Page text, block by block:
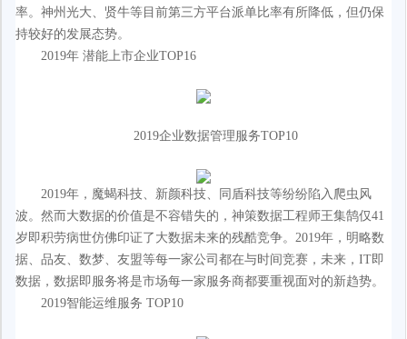
率。神州光大、贤牛等目前第三方平台派单比率有所降低，但仍保
持较好的发展态势。
2019年 潜能上市企业TOP16
2019企业数据管理服务TOP10
2019年，魔蝎科技、新颜科技、同盾科技等纷纷陷入爬虫风
波。然而大数据的价值是不容错失的，神策数据工程师王集鹄仅41
岁即积劳病世仿佛印证了大数据未来的残酷竞争。2019年，明略数
据、品友、数梦、友盟等每一家公司都在与时间竞赛，未来，IT即
数据，数据即服务将是市场每一家服务商都要重视面对的新趋势。
2019智能运维服务 TOP10